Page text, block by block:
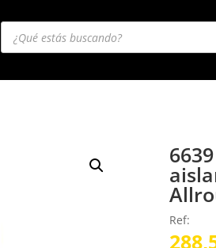
Búsqueda
productos
Ref: